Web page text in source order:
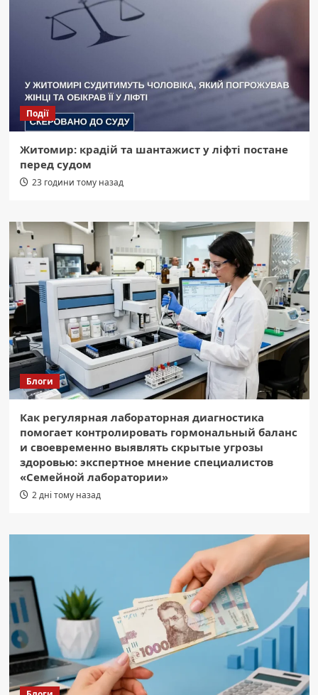
Події
Житомир: крадій та шантажист у ліфті постане
перед судом
23 години тому назад
Блоги
Как регулярная лабораторная диагностика
помогает контролировать гормональный баланс
и своевременно выявлять скрытые угрозы
здоровью: экспертное мнение специалистов
«Семейной лаборатории»
2 дні тому назад